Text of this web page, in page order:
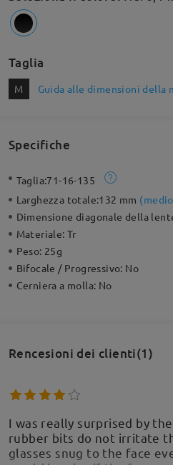
Taglia
M Guida alle dimensioni della
Specifiche
Taglia:71-16-135
Larghezza totale:132 mm (medio
Dimensione diagonale della
Materiale:Tr
Peso: 25g
Bifocale / Progressivo: No
Cerniera a molla: No
Rencesioni dei clienti(1)
I was really surprised by
rubber bits do not irritate
glasses snug to the face